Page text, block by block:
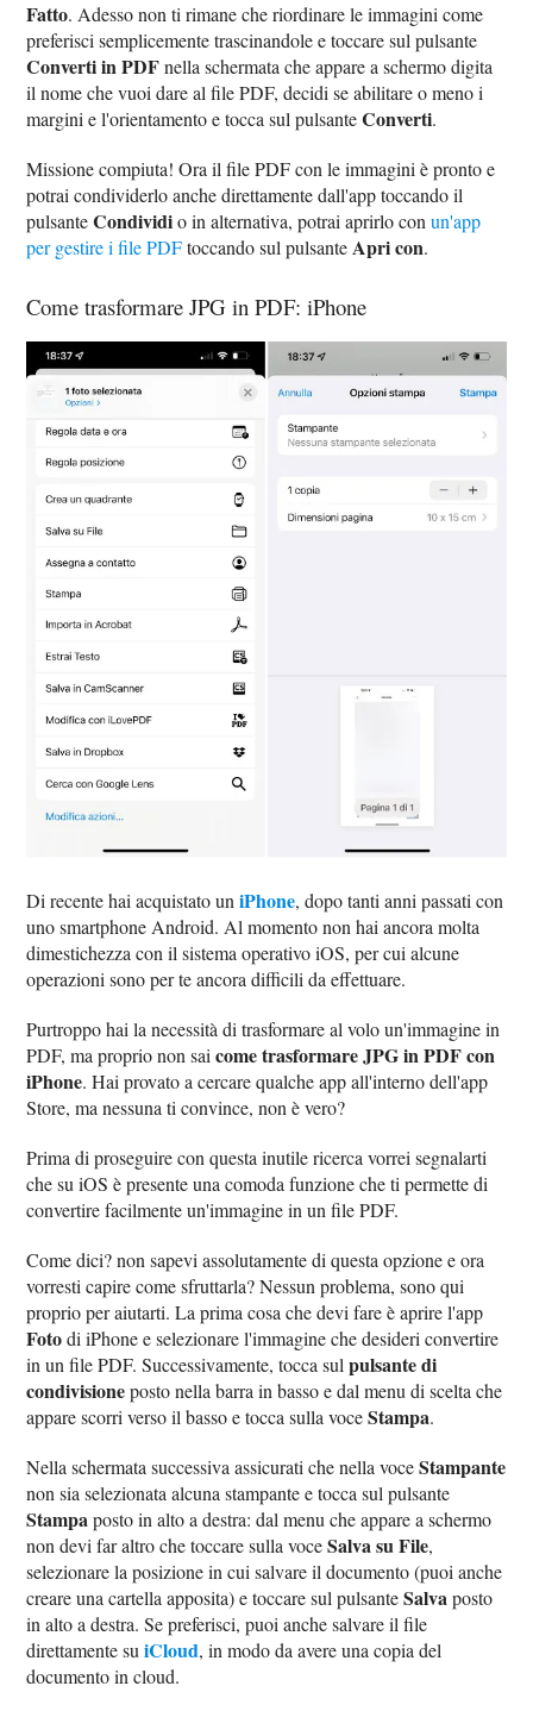
Fatto. Adesso non ti rimane che riordinare le immagini come
preferisci semplicemente trascinandole e toccare sul pulsante
Converti in PDFnella schermata che appare a schermo digita
il nome che vuoi dare al file PDF, decidi se abilitare o meno i
margini e l'orientamento e tocca sul pulsanteConverti.
Missione compiuta! Ora il file PDF con le immagini è pronto e
potrai condividerlo anche direttamente dall'app toccando il
pulsanteCondividio in alternativa, potrai aprirlo conun'app
per gestire i file PDFtoccando sul pulsante Apri con.
Come trasformare JPG in PDF: iPhone
Di recente hai acquistato uniPhone, dopo tanti anni passati con
uno smartphone Android. Al momento non hai ancora molta
dimestichezza con il sistema operativo iOS, per cui alcune
operazioni sono per te ancora difficili da effettuare.
Purtroppo hai la necessità di trasformare al volo un'immagine in
PDF, ma proprio non saicome trasformare JPG in PDF con
iPhone. Hai provato a cercare qualche app all'interno dell'app
Store, ma nessuna ti convince, non è vero?
Prima di proseguire con questa inutile ricerca vorrei segnalarti
che su iOS è presente una comoda funzione che ti permette di
convertire facilmente un'immagine in un file PDF.
Come dici? non sapevi assolutamente di questa opzione e ora
vorresti capire come sfruttarla? Nessun problema, sono qui
proprio per aiutarti. La prima cosa che devi fare è aprire l'app
Fotodi iPhone e selezionare l'immagine che desideri convertire
in un file PDF. Successivamente, tocca sulpulsante di
condivisioneposto nella barra in basso e dal menu di scelta che
appare scorri verso il basso e tocca sulla voceStampa.
Nella schermata successiva assicurati che nella voceStampante
non sia selezionata alcuna stampante e tocca sul pulsante
Stampaposto in alto a destra: dal menu che appare a schermo
non devi far altro che toccare sulla voceSalva su File,
selezionare la posizione in cui salvare il documento (puoi anche
creare una cartella apposita) e toccare sul pulsanteSalvaposto
in alto a destra. Se preferisci, puoi anche salvare il file
direttamente suiCloud, in modo da avere una copia del
documento in cloud.